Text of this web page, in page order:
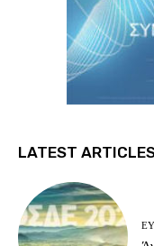
LATEST